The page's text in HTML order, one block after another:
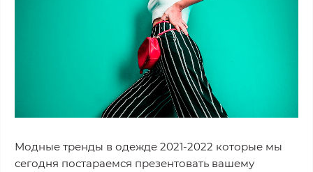
Модные тренды в одежде 2021-2022 которые мы
сегодня постараемся презентовать вашему